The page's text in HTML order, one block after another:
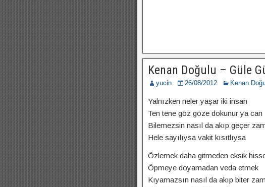
Kenan Doğulu – Güle
yucin 26/08/2012 Kenan
Yalnızken neler yaşar iki insan
Ten tene göz göze dokunur ya can
Bilemezsin nasıl da akıp geçer
Hele sayılıysa vakit kısıtlıysa
Özlemek daha gitmeden eksik
Öpmeye doyamadan veda etmek
Kıyamazsın nasıl da akıp biter